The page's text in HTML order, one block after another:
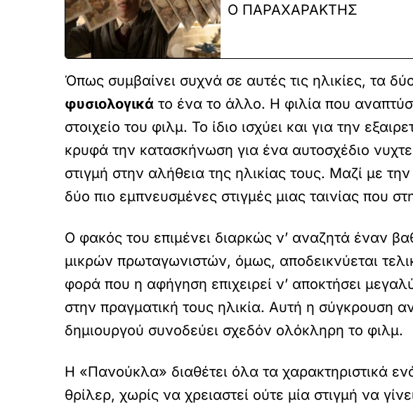
Ο ΠΑΡΑΧΑΡΑΚΤΗΣ
Όπως συμβαίνει συχνά σε αυτές τις ηλικίες, τα
φυσιολογικά το ένα το άλλο. Η φιλία που
στοιχείο του φιλμ. Το ίδιο ισχύει και για την
κρυφά την κατασκήνωση για ένα αυτοσχέδιο
στιγμή στην αλήθεια της ηλικίας τους. Μαζί με
δύο πιο εμπνευσμένες στιγμές μιας ταινίας που
Ο φακός του επιμένει διαρκώς ν’ αναζητά έναν
μικρών πρωταγωνιστών, όμως, αποδεικνύεται
φορά που η αφήγηση επιχειρεί ν’ αποκτήσει
στην πραγματική τους ηλικία. Αυτή η σύγκρουση
δημιουργού συνοδεύει σχεδόν ολόκληρη το φιλμ.
Η «Πανούκλα» διαθέτει όλα τα χαρακτηριστικά
θρίλερ, χωρίς να χρειαστεί ούτε μία στιγμή να